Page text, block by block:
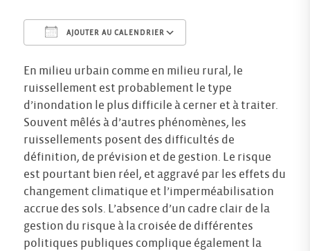
AJOUTER AU CALENDRIER
En milieu urbain comme en milieu rural, le
ruissellement est probablement le type
d’inondation le plus difficile à cerner et à traiter.
Souvent mêlés à d’autres phénomènes, les
ruissellements posent des difficultés de
définition, de prévision et de gestion. Le risque
est pourtant bien réel, et aggravé par les effets du
changement climatique et l’imperméabilisation
accrue des sols. L’absence d’un cadre clair de la
gestion du risque à la croisée de différentes
politiques publiques complique également la